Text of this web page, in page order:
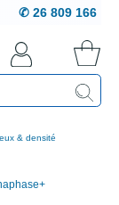
✆ 26 809 166
& densité